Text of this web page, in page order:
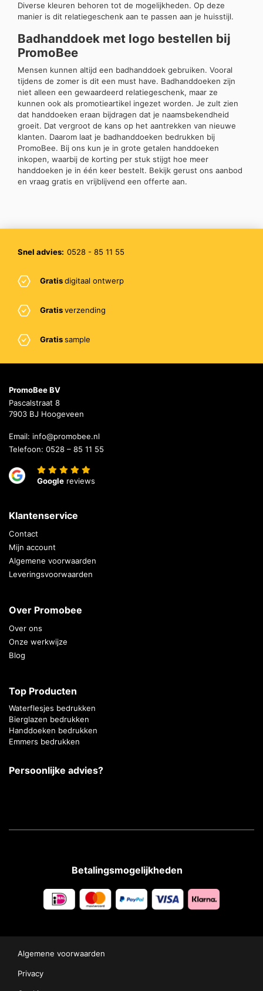
Diverse kleuren behoren tot de mogelijkheden. Op deze
manier is dit relatiegeschenk aan te passen aan je huisstijl.
Badhanddoek met logo bestellen bij
PromoBee
Mensen kunnen altijd een badhanddoek gebruiken. Vooral
tijdens de zomer is dit een must have. Badhanddoeken zijn
niet alleen een gewaardeerd relatiegeschenk, maar ze
kunnen ook als promotieartikel ingezet worden. Je zult zien
dat handdoeken eraan bijdragen dat je naamsbekendheid
groeit. Dat vergroot de kans op het aantrekken van nieuwe
klanten. Daarom laat je badhanddoeken bedrukken bij
PromoBee. Bij ons kun je in grote getalen handdoeken
inkopen, waarbij de korting per stuk stijgt hoe meer
handdoeken je in één keer bestelt. Bekijk gerust ons aanbod
en vraag gratis en vrijblijvend een offerte aan.
Snel advies: 0528 - 85 11 55
Gratisdigitaal ontwerp
Gratisverzending
Gratissample
PromoBee BV
Pascalstraat 8
7903 BJ Hoogeveen
Email: info@promobee.nl
Telefoon: 0528 – 85 11 55
Google reviews
Klantenservice
Contact
Mijn account
Algemene voorwaarden
Leveringsvoorwaarden
Over Promobee
Over ons
Onze werkwijze
Blog
Top Producten
Waterflesjes bedrukken
Bierglazen bedrukken
Handdoeken bedrukken
Emmers bedrukken
Persoonlijke advies?
Betalingsmogelijkheden
Algemene voorwaarden
Privacy